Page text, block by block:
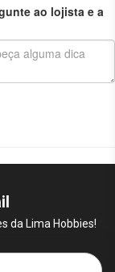
ao lojista e a
da Lima Hobbies!